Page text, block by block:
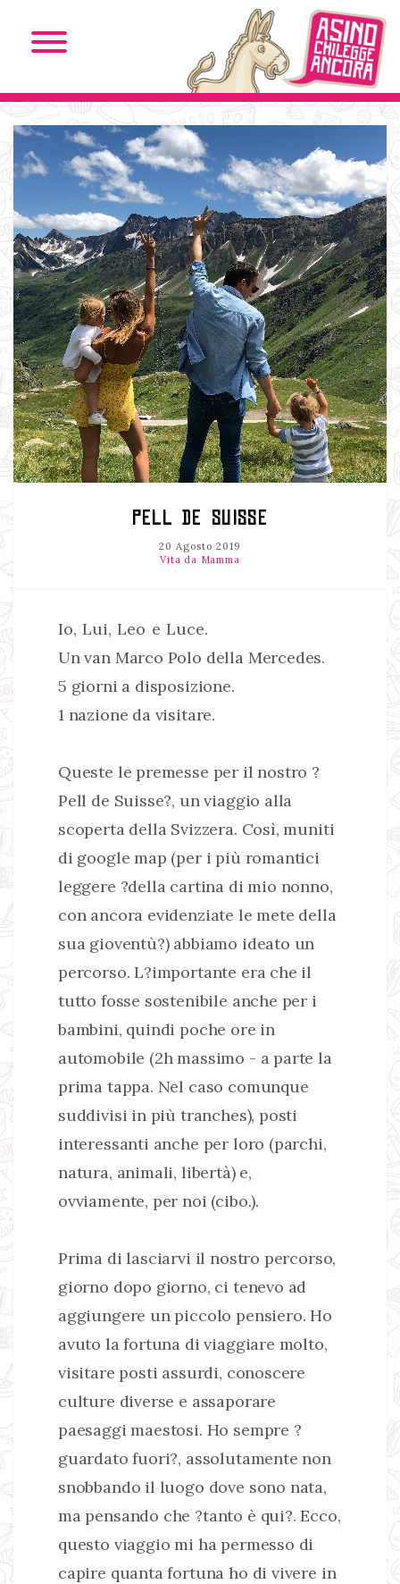
PELL DE SUISSE
20 Agosto 2019
Vita da Mamma
Io, Lui, Leo e Luce.
Un van Marco Polo della Mercedes.
5 giorni a disposizione.
1 nazione da visitare.
Queste le premesse per il nostro ?
Pell de Suisse?, un viaggio alla
scoperta della Svizzera. Così, muniti
di google map (per i più romantici
leggere ?della cartina di mio nonno,
con ancora evidenziate le mete della
sua gioventù?) abbiamo ideato un
percorso. L?importante era che il
tutto fosse sostenibile anche per i
bambini, quindi poche ore in
automobile (2h massimo - a parte la
prima tappa. Nel caso comunque
suddivisi in più tranches), posti
interessanti anche per loro (parchi,
natura, animali, libertà) e,
ovviamente, per noi (cibo.).
Prima di lasciarvi il nostro percorso,
giorno dopo giorno, ci tenevo ad
aggiungere un piccolo pensiero. Ho
avuto la fortuna di viaggiare molto,
visitare posti assurdi, conoscere
culture diverse e assaporare
paesaggi maestosi. Ho sempre ?
guardato fuori?, assolutamente non
snobbando il luogo dove sono nata,
ma pensando che ?tanto è qui?. Ecco,
questo viaggio mi ha permesso di
capire quanta fortuna ho di vivere in